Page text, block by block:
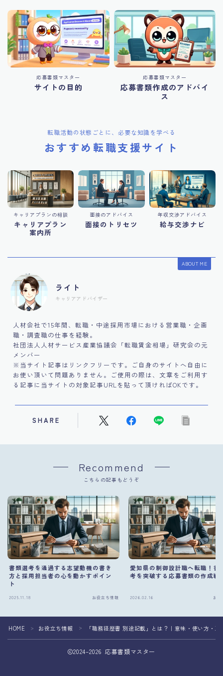
応募書類マスター
サイトの目的
応募書類マスター
応募書類作成のアドバイ
ス
転職活動の状態ごとに、必要な知識を学べる
おすすめ転職支援サイト
キャリアプランの相談
キャリアプラン
案内所
面接のアドバイス
面接のトリセツ
年収交渉アドバイス
給与交渉ナビ
ABOUT ME
ライト
キャリアアドバイザー
人材会社で15年間、転職・中途採用市場における営業職・企画
職・調査職の仕事を経験。
社団法人人材サービス産業協議会「転職賃金相場」研究会の元
メンバー
※当サイト記事はリンクフリーです。ご自身のサイトへ自由に
お使い頂いて問題ありません。ご使用の際は、文章をご利用す
る記事に当サイトの対象記事URLを貼って頂ければOKです。
SHARE
Recommend
こちらの記事もどうぞ
書類選考を通過する志望動機の書き
方と採用担当者の心を動かすポイン
ト
2025.11.18 お役立ち情報
愛知県の制御設計職へ転職！書
考を突破する応募書類の作成戦
2026.02.16 お
HOME ＞ お役立ち情報 ＞ 「職務経歴書 別途記載」とは？｜意味・使い方・
2024–2026 応募書類マスター